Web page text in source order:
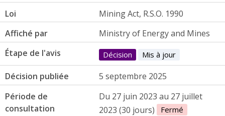
Loi
Mining Act, R.S.O. 1990
Affiché par
Ministry of Energy and Mines
Étape de l'avis
Décision Mis à jour
Décision publiée
5 septembre 2025
Période de
consultation
Du 27 juin 2023 au 27 juillet
2023 (30 jours)
Fermé